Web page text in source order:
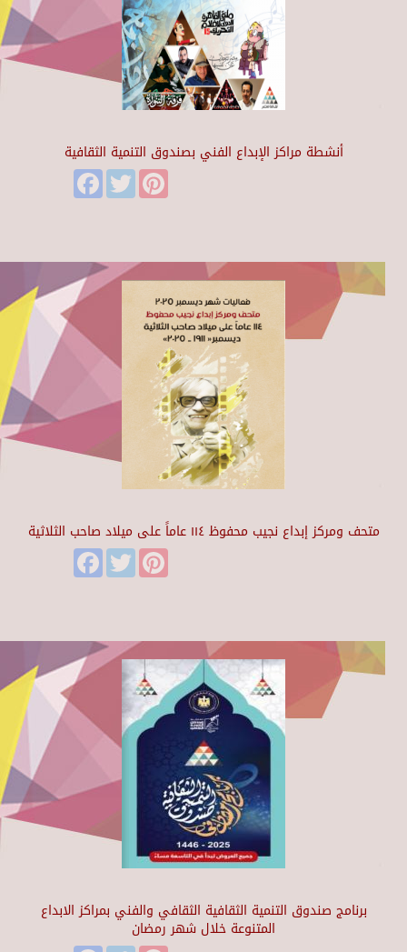
أنشطة مراكز الإبداع الفني بصندوق التنمية الثقافية
FacebookTwitter
متحف ومركز إبداع نجيب محفوظ ١١٤ عاماً على ميلاد صاحب الثلاثية
FacebookTwitter
برنامج صندوق التنمية الثقافية الثقافي والفني بمراكز الابداع
المتنوعة خلال شهر رمضان